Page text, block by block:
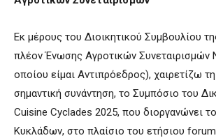
Εκ μέρους του Διοικητικού Συμβουλίου
πλέον Ένωσης Αγροτικών Συνεταιρισμών
οποίου είμαι Αντιπρόεδρος), χαιρετίζω
σημαντική συνάντηση, το Συμπόσιο του
Cuisine Cyclades 2025, που διοργανώνει
Κυκλάδων, στο πλαίσιο του ετήσιου